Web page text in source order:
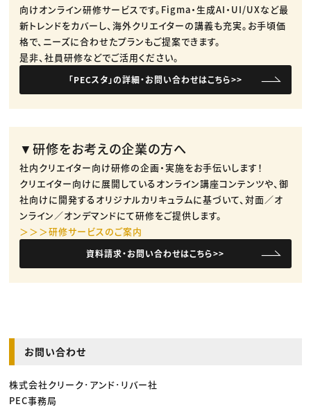
向けオンライン研修サービスです。​Figma・生成AI・UI/UXなど最
新トレンドをカバーし、海外クリエイターの講義も充実。​お手頃価
格で、ニーズに合わせたプランもご提案できます。​
是非、社員研修などでご活用ください。​
「PECスタ」の詳細・お問い合わせはこちら>>
▼研修をお考えの企業の方へ
社内クリエイター向け研修の企画・実施をお手伝いします！
クリエイター向けに展開しているオンライン講座コンテンツや、御
社向けに開発するオリジナルカリキュラムに基づいて、対面／オ
ンライン／オンデマンドにて研修をご提供します。
＞＞＞研修サービスのご案内
資料請求・お問い合わせはこちら>>
お問い合わせ
株式会社クリーク･アンド･リバー社
PEC事務局